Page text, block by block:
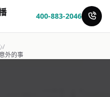
400-883-2046
/
外的事